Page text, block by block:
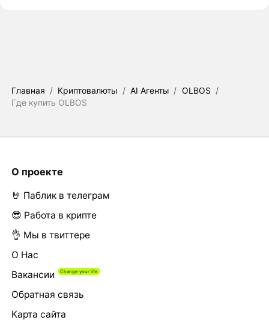
Главная / Криптовалюты / AI Агенты / OLBOS /
Где купить OLBOS
О проекте
🤘 Паблик в телеграм
😎 Работа в крипте
👌 Мы в твиттере
О Нас
Вакансии
Обратная связь
Карта сайта